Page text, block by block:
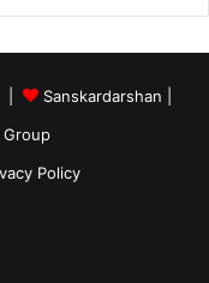
| Sanskardarshan
Group
Policy